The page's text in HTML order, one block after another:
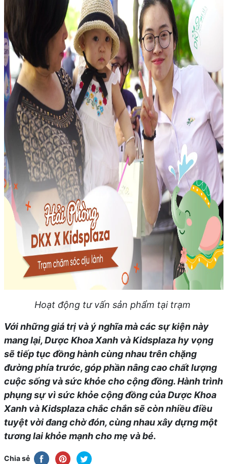
Hoạt động tư vấn sản phẩm tại trạm
Với những giá trị và ý nghĩa mà các sự kiện này
mang lại, Dược Khoa Xanh và Kidsplaza hy vọng
sẽ tiếp tục đồng hành cùng nhau trên chặng
đường phía trước, góp phần nâng cao chất lượng
cuộc sống và sức khỏe cho cộng đồng. Hành trình
phụng sự vì sức khỏe cộng đồng của Dược Khoa
Xanh và Kidsplaza chắc chắn sẽ còn nhiều điều
tuyệt vời đang chờ đón, cùng nhau xây dựng một
tương lai khỏe mạnh cho mẹ và bé.
Chia sẻ